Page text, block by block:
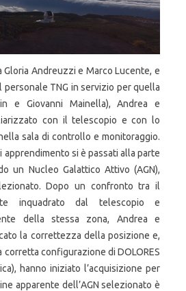
Gloria Andreuzzi e Marco Lucente, e
personale TNG in servizio per quella
e Giovanni Mainella), Andrea e
con il telescopio e con lo
sala di controllo e monitoraggio.
apprendimento si è passati alla parte
un Nucleo Galattico Attivo (AGN),
Dopo un confronto tra il
inquadrato dal telescopio e
della stessa zona, Andrea e
la correttezza della posizione e,
corretta configurazione di DOLORES
hanno iniziato l’acquisizione per
apparente dell’AGN selezionato è